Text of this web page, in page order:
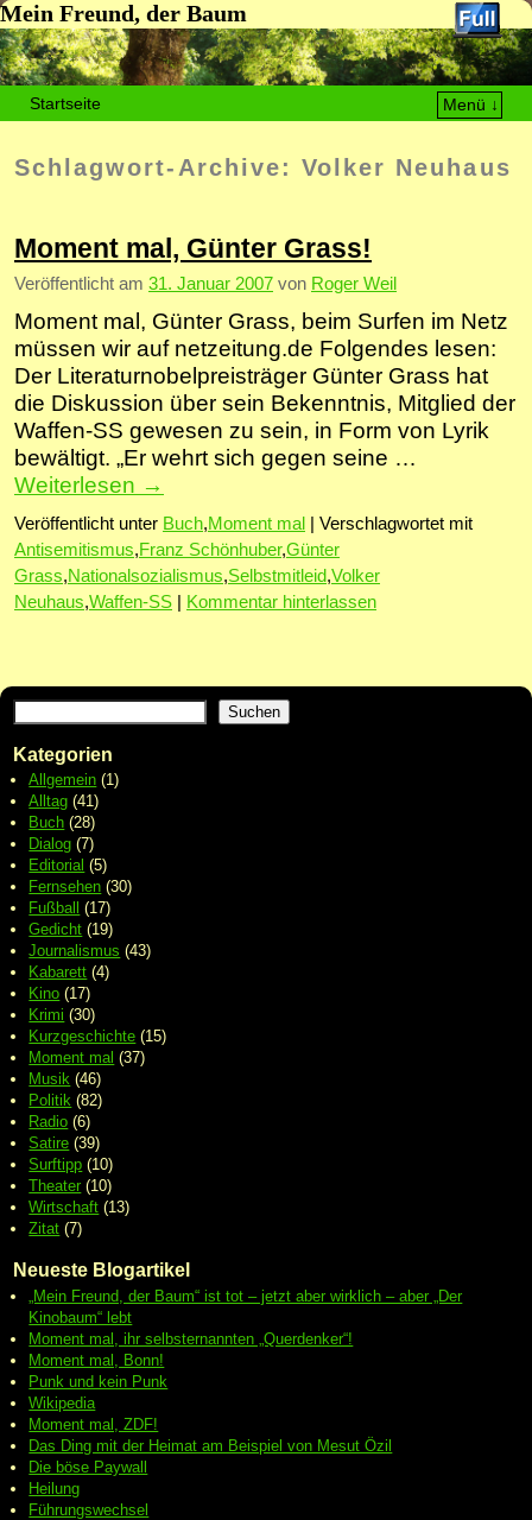
Mein Freund, der Baum
Startseite
Menü ↓
Schlagwort-Archive: Volker Neuhaus
Moment mal, Günter Grass!
Veröffentlicht am 31. Januar 2007 von Roger Weil
Moment mal, Günter Grass, beim Surfen im Netz
müssen wir auf netzeitung.de Folgendes lesen:
Der Literaturnobelpreisträger Günter Grass hat
die Diskussion über sein Bekenntnis, Mitglied der
Waffen-SS gewesen zu sein, in Form von Lyrik
bewältigt. „Er wehrt sich gegen seine …
Weiterlesen →
Veröffentlicht unter Buch,Moment mal
Verschlagwortet mit
Antisemitismus,Franz Schönhuber,Günter
Grass,Nationalsozialismus,Selbstmitleid,Volker
Neuhaus,Waffen-SS Kommentar hinterlassen
Suchen
Kategorien
Allgemein (1)
Alltag (41)
Buch (28)
Dialog (7)
Editorial (5)
Fernsehen (30)
Fußball (17)
Gedicht (19)
Journalismus (43)
Kabarett (4)
Kino (17)
Krimi (30)
Kurzgeschichte (15)
Moment mal (37)
Musik (46)
Politik (82)
Radio (6)
Satire (39)
Surftipp (10)
Theater (10)
Wirtschaft (13)
Zitat (7)
Neueste Blogartikel
„Mein Freund, der Baum“ ist tot – jetzt aber wirklich – aber „Der
Kinobaum“ lebt
Moment mal, ihr selbsternannten „Querdenker“!
Moment mal, Bonn!
Punk und kein Punk
Wikipedia
Moment mal, ZDF!
Das Ding mit der Heimat am Beispiel von Mesut Özil
Die böse Paywall
Heilung
Führungswechsel